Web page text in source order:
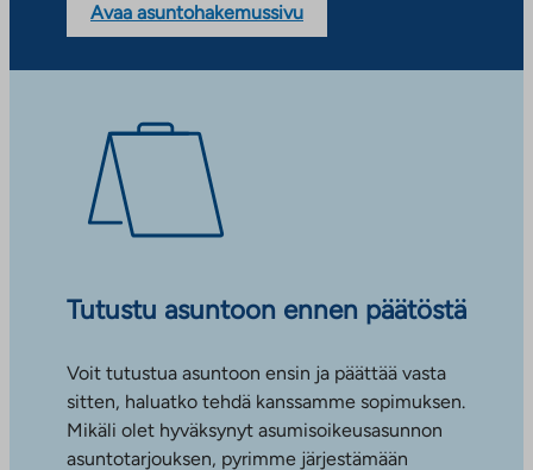
Avaa asuntohakemussivu
Tutustu asuntoon ennen päätöstä
Voit tutustua asuntoon ensin ja päättää vasta
sitten, haluatko tehdä kanssamme sopimuksen.
Mikäli olet hyväksynyt asumisoikeusasunnon
asuntotarjouksen, pyrimme järjestämään